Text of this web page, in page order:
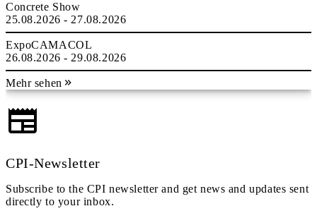
Concrete Show
25.08.2026 - 27.08.2026
ExpoCAMACOL
26.08.2026 - 29.08.2026
Mehr sehen
CPI-Newsletter
Subscribe to the CPI newsletter and get news and updates sent
directly to your inbox.